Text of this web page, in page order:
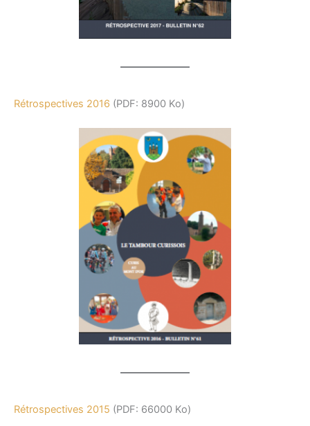
Rétrospectives 2016 (PDF: 8900 Ko)
Rétrospectives 2015 (PDF: 66000 Ko)